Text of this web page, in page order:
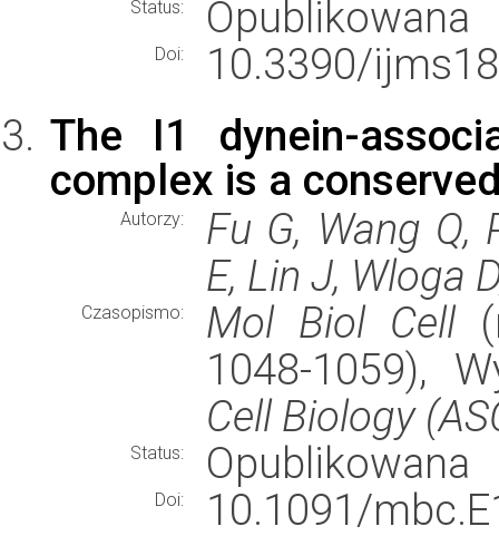
Status: Opublikowana
Doi:
10.3390/
The I1 dynein-
complex is a
Autorzy:
Fu G, Wang Q,
E, Lin J, Wloga
Czasopismo: Mol Biol Cell
1048-1059),
Cell Biology
Status: Opublikowana
Doi:
10.1091/